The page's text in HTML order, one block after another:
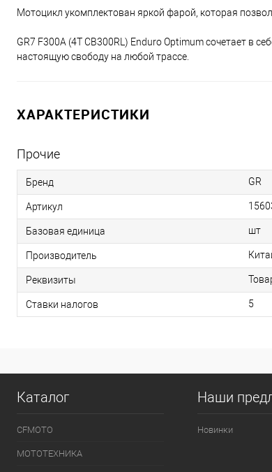
Мотоцикл укомплектован яркой фарой, которая
GR7 F300A (4T CB300RL) Enduro Optimum сочетает в
настоящую свободу на любой трассе.
ХАРАКТЕРИСТИКИ
Прочие
Бренд GR
Артикул
Базовая единица шт
Производитель
Реквизиты
Ставки налогов 5
Каталог
CFMOTO
МОТОТЕХНИКА
Наши
Новинки